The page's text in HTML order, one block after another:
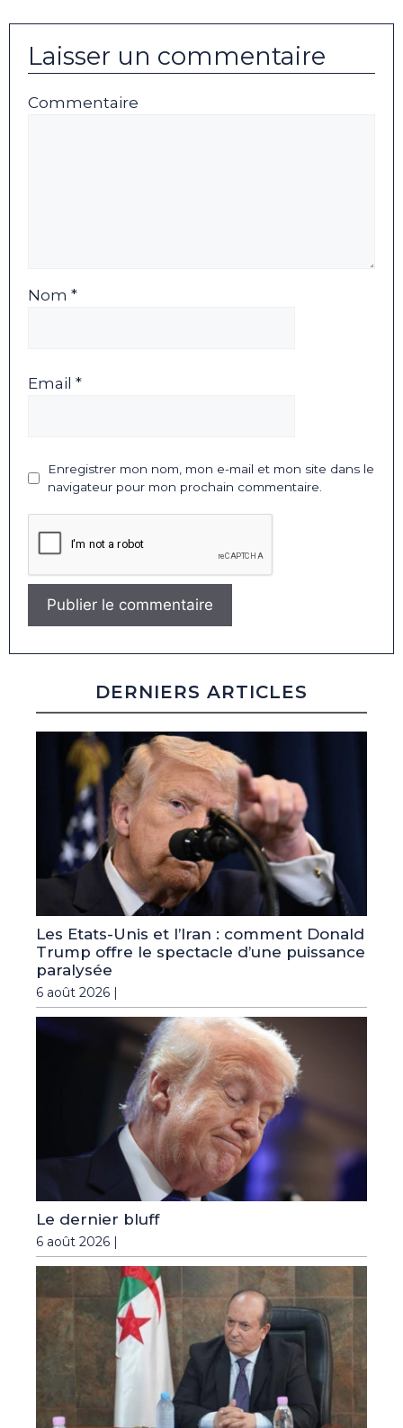
Laisser un commentaire
Commentaire
Nom *
Email *
Enregistrer mon nom, mon e-mail et mon site dans le
navigateur pour mon prochain commentaire.
DERNIERS ARTICLES
Les Etats-Unis et l’Iran : comment Donald
Trump offre le spectacle d’une puissance
paralysée
6 août 2026 |
Le dernier bluff
6 août 2026 |